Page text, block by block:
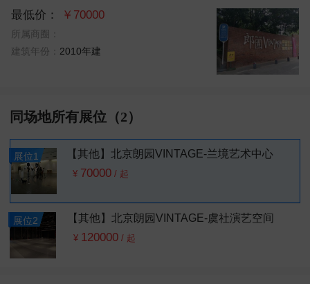
最低价：
￥70000
所属商圈：
建筑年份： 2010年建
同场地所有展位（2）
展位1 【其他】北京朗园VINTAGE-兰境艺术中心
¥ 70000 / 起
展位2 【其他】北京朗园VINTAGE-虞社演艺空间
¥ 120000 / 起